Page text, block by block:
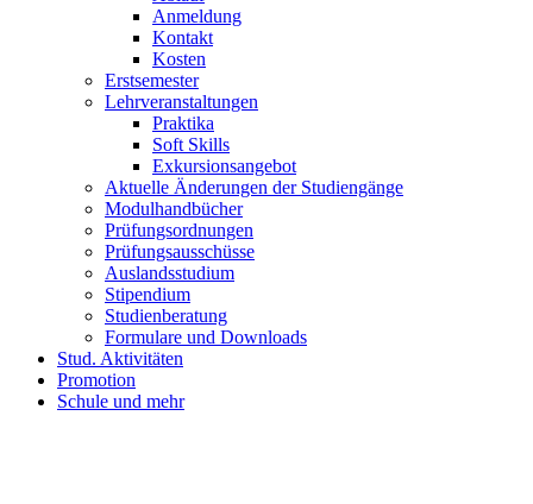
Anmeldung
Kontakt
Kosten
Erstsemester
Lehrveranstaltungen
Praktika
Soft Skills
Exkursionsangebot
Aktuelle Änderungen der Studiengänge
Modulhandbücher
Prüfungsordnungen
Prüfungsausschüsse
Auslandsstudium
Stipendium
Studienberatung
Formulare und Downloads
Stud. Aktivitäten
Promotion
Schule und mehr